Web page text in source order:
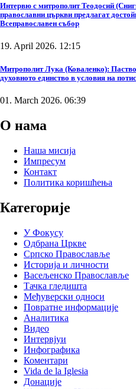
Интервю с митрополит Теодосий
православни църкви предлагат
Всеправославен събор
19. April 2026. 12:15
Митрополит Лука (Коваленко):
духовното единство в условия на
01. March 2026. 06:39
О нама
Наша мисија
Импресум
Контакт
Политика коришћења
Категорије
У Фокусу
Одбрана Цркве
Српско Православље
Историја и личности
Васељенско Православље
Тачка гледишта
Међуверски односи
Повратне информације
Аналитика
Видео
Интервјуи
Инфографика
Коментари
Vida de la Iglesia
Донације